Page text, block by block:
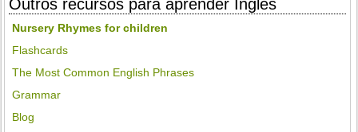
Outros recursos para aprender Inglês
Nursery Rhymes for children
Flashcards
The Most Common English Phrases
Grammar
Blog